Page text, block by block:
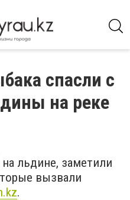
спасли с
на реке
льдине, заметили
вызвали
.